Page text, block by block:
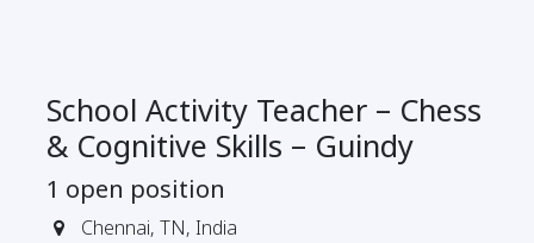
School Activity Teacher – Chess
& Cognitive Skills – Guindy
1 open position
Chennai, TN, India